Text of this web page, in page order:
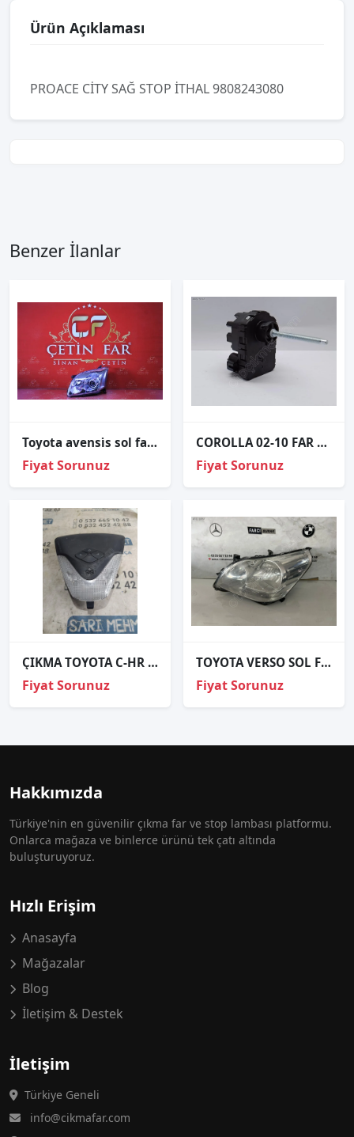
Ürün Açıklaması
PROACE CİTY SAĞ STOP İTHAL 9808243080
Benzer İlanlar
Toyota avensi̇s sol far sıfır i̇thal 8113005194
Fiyat Sorunuz
COROLLA 02-10 FAR AYAR MOTORU
Fiyat Sorunuz
ÇIKMA TOYOTA C-HR TAVAN LAMBASI 81260-F4060
Fiyat Sorunuz
TOYOTA VERSO SOL FAR ORJİNAL
Fiyat Sorunuz
Hakkımızda
Türkiye'nin en güvenilir çıkma far ve stop lambası platformu.
Onlarca mağaza ve binlerce ürünü tek çatı altında
buluşturuyoruz.
Hızlı Erişim
Anasayfa
Mağazalar
Blog
İletişim & Destek
İletişim
Türkiye Geneli
info@cikmafar.com